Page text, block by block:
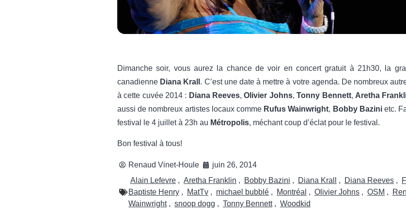
Dimanche soir, vous aurez la chance de voir en concert gratuit à 21h30, la
canadienne Diana Krall . C’est une date à mettre à votre agenda. De nombreux
à cette cuvée 2014 : Diana Reeves,Olivier Johns,Tonny Bennett, Aretha
aussi de nombreux artistes locaux comme Rufus Wainwright, Bobby Bazinietc.
festival le 4 juillet à 23h au Métropolis, méchant coup d’éclat pour le festival.
Bon festival à tous!
Renaud Vinet-Houle
juin 26, 2014
Alain Lefevre , Aretha Franklin , Bobby Bazini , Diana Krall , Diana Reeves ,
Baptiste Henry , MatTv , michael bubblé , Montréal , Olivier Johns , OSM ,
Wainwright , snoop dogg , Tonny Bennett , Woodkid